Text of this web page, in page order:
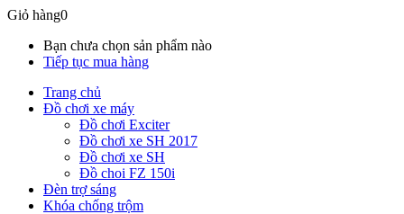
Giỏ hàng0
Bạn chưa chọn sản phẩm nào
Tiếp tục mua hàng
Trang chủ
Đồ chơi xe máy
Đồ chơi Exciter
Đồ chơi xe SH 2017
Đồ chơi xe SH
Đồ choi FZ 150i
Đèn trợ sáng
Khóa chống trộm